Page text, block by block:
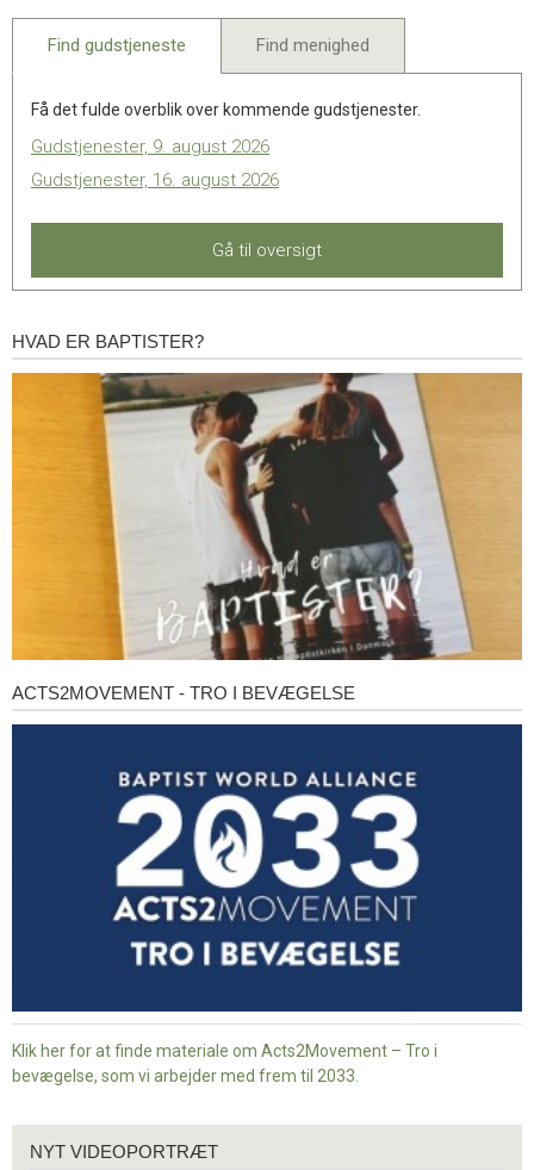
2022
Find gudstjeneste Find menighed
Få det fulde overblik over kommende gudstjenester.
Gudstjenester, 9. august 2026
Gudstjenester, 16. august 2026
Gå til oversigt
Hvad
er
HVAD ER BAPTISTER?
Acts2Movement
-
ACTS2MOVEMENT - TRO I BEVÆGELSE
Klik her for at finde materiale om Acts2Movement – Tro i
bevægelse, som vi arbejder med frem til 2033.
videoportræt
NYT VIDEOPORTRÆT